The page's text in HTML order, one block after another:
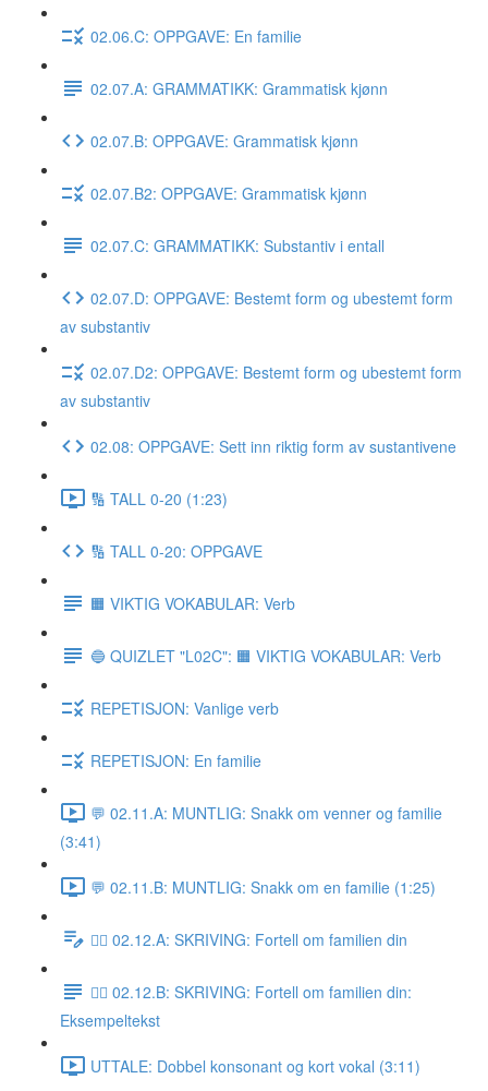
02.06.C: OPPGAVE: En familie
02.07.A: GRAMMATIKK: Grammatisk kjønn
02.07.B: OPPGAVE: Grammatisk kjønn
02.07.B2: OPPGAVE: Grammatisk kjønn
02.07.C: GRAMMATIKK: Substantiv i entall
02.07.D: OPPGAVE: Bestemt form og ubestemt form
av substantiv
02.07.D2: OPPGAVE: Bestemt form og ubestemt form
av substantiv
02.08: OPPGAVE: Sett inn riktig form av sustantivene
🔢 TALL 0-20 (1:23)
🔢 TALL 0-20: OPPGAVE
🟧 VIKTIG VOKABULAR: Verb
🔵 QUIZLET "L02C": 🟧 VIKTIG VOKABULAR: Verb
REPETISJON: Vanlige verb
REPETISJON: En familie
💬 02.11.A: MUNTLIG: Snakk om venner og familie
(3:41)
💬 02.11.B: MUNTLIG: Snakk om en familie (1:25)
✍🏼 02.12.A: SKRIVING: Fortell om familien din
✍🏼 02.12.B: SKRIVING: Fortell om familien din:
Eksempeltekst
UTTALE: Dobbel konsonant og kort vokal (3:11)